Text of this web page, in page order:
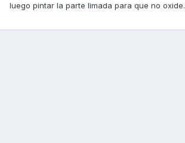
luego pintar la parte limada para que no oxide.